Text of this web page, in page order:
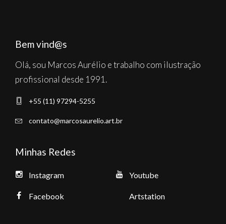
Bem vind@s
Olá, sou Marcos Aurélio e trabalho com ilustração
profissional desde 1991.
+55 (11) 97294-5255
contato@marcosaurelio.art.br
Minhas Redes
Instagram
Facebook
Youtube
Artstation